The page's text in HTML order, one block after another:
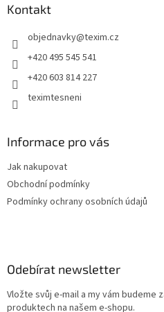
Kontakt
objednavky@texim.cz
+420 495 545 541
+420 603 814 227
teximtesneni
Informace pro vás
Jak nakupovat
Obchodní podmínky
Podmínky ochrany osobních údajů
Odebírat newsletter
Vložte svůj e-mail a my vám budeme
produktech na našem e-shopu.